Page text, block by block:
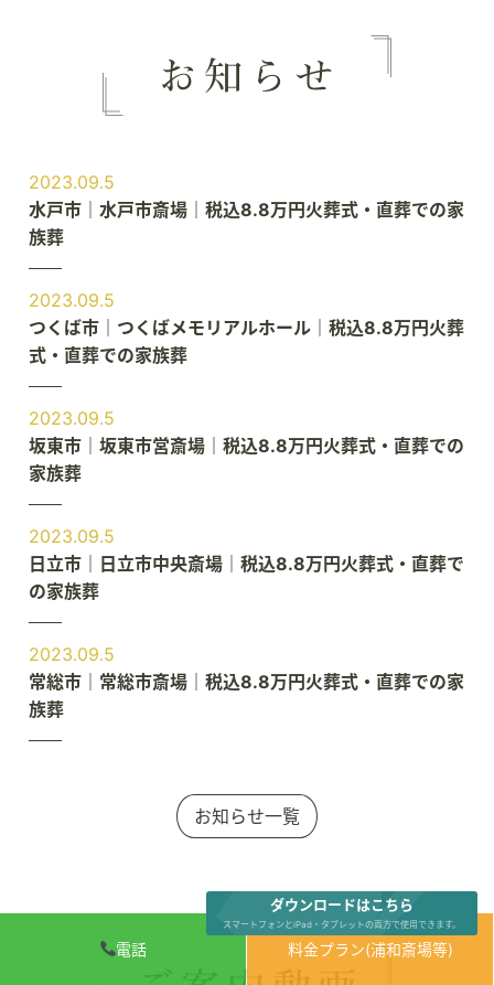
電話 料金プラン(浦和斎場等)
ダウンロードはこちら
スマートフォンとiPad・タブレットの両方で使用できます。
2023.09.5
水戸市｜水戸市斎場｜税込8.8万円火葬式・直葬での家
族葬
2023.09.5
つくば市｜つくばメモリアルホール｜税込8.8万円火葬
式・直葬での家族葬
2023.09.5
坂東市｜坂東市営斎場｜税込8.8万円火葬式・直葬での
家族葬
2023.09.5
日立市｜日立市中央斎場｜税込8.8万円火葬式・直葬で
の家族葬
2023.09.5
常総市｜常総市斎場｜税込8.8万円火葬式・直葬での家
族葬
お知らせ一覧